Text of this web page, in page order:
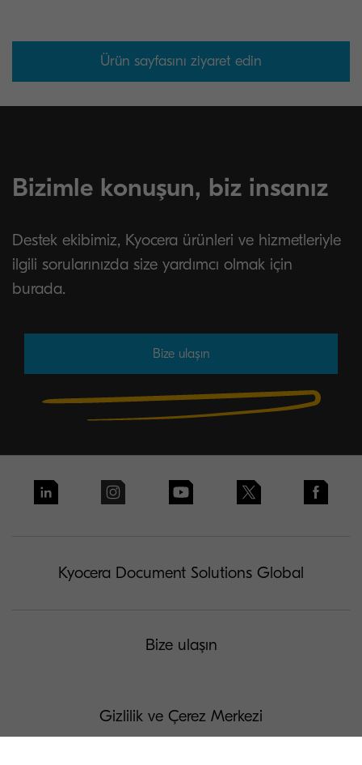
Ürün sayfasını ziyaret edin
Bizimle konuşun, biz insanız
Destek ekibimiz, Kyocera ürünleri ve hizmetleriyle
ilgili sorularınızda size yardımcı olmak için
burada.
Bize ulaşın
Kyocera Document Solutions Global
Bize ulaşın
Gizlilik ve Çerez Merkezi